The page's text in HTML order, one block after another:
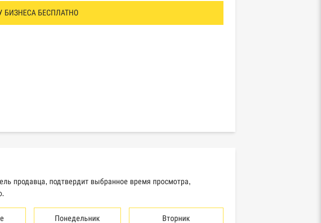
БЕСПЛАТНО
лиц
лиц
продавца, подтвердит выбранное время просмотра,
Понедельник
Вторник